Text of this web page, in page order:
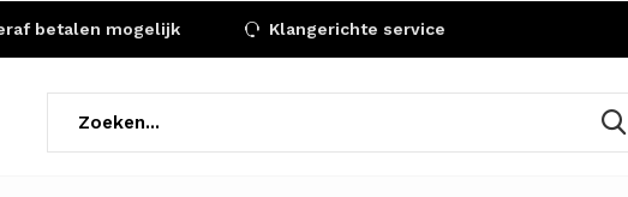
betalen mogelijk Klangerichte service